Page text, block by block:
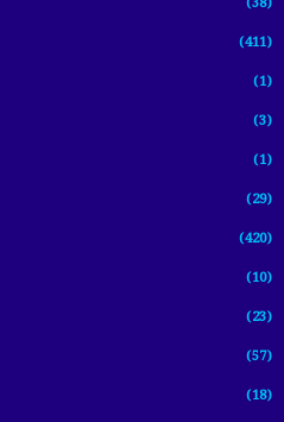
(411)
(1)
(3)
(1)
(29)
(420)
(10)
(23)
(57)
(18)